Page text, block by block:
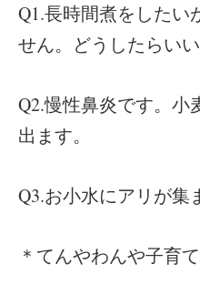
Q1.長時間煮をしたい
せん。どうしたらい
Q2.慢性鼻炎です。小
出ます。
Q3.お小水にアリが集
＊てんやわんや子育